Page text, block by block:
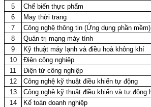
5
Chế biến thực phẩm
6
May thời trang
7
Công nghệ thông tin (Ứng dụng phần mềm)
8
Quản trị mạng máy tính
9
Kỹ thuật máy lạnh và điều hoà không khí
10
Điện công nghiệp
11
Điện tử công nghiệp
12
Công nghệ kỹ thuật điều khiển tự động
13
Công nghệ kỹ thuật điều khiển và tự động
14
Kế toán doanh nghiệp